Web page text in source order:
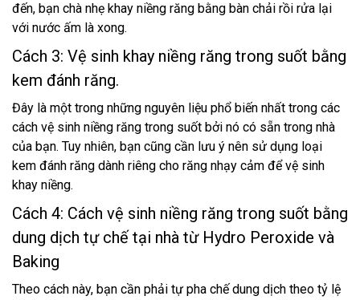
đến, bạn chà nhẹ khay niềng răng bằng bàn chải rồi rửa lại
với nước ấm là xong.
Cách 3: Vệ sinh khay niềng răng trong suốt bằng
kem đánh răng.
Đây là một trong những nguyên liệu phổ biến nhất trong các
cách vệ sinh niềng răng trong suốt bởi nó có sẵn trong nhà
của bạn. Tuy nhiên, bạn cũng cần lưu ý nên sử dụng loại
kem đánh răng dành riêng cho răng nhạy cảm để vệ sinh
khay niềng.
Cách 4: Cách vệ sinh niềng răng trong suốt bằng
dung dịch tự chế tại nhà từ Hydro Peroxide và
Baking
Theo cách này, bạn cần phải tự pha chế dung dịch theo tỷ lệ